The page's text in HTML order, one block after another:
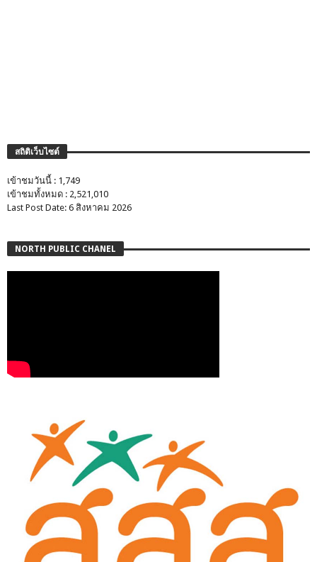
สถิติเว็บไซต์
เข้าชมวันนี้ : 1,749
เข้าชมทั้งหมด : 2,521,010
Last Post Date: 6 สิงหาคม 2026
NORTH PUBLIC CHANEL